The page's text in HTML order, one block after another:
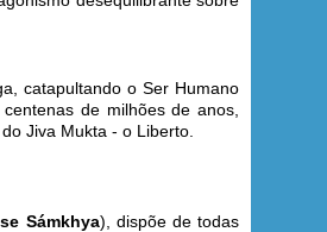
catapultando o Ser Humano
de milhões de anos,
Jiva Mukta - o Liberto.
Sámkhya), dispõe de todas